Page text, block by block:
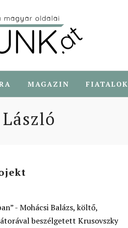
MAGAZIN FIATALOK
- Mohácsi Balázs, költő,
beszélgetett Krusovszky